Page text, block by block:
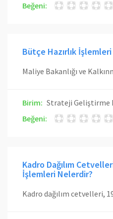
Beğeni:
Bütçe Hazırlık
Birim: Strateji Geliştirme
Beğeni:
Kadro Dağılım
İşlemleri Nelerdir?